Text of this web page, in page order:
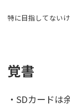
特に目指してない
覚書
・SDカードは